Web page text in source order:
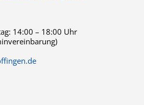
14:00 – 18:00 Uhr